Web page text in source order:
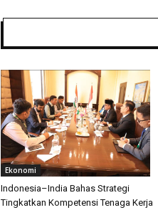
Ekonomi
Indonesia–India Bahas Strategi
Tingkatkan Kompetensi Tenaga Kerja